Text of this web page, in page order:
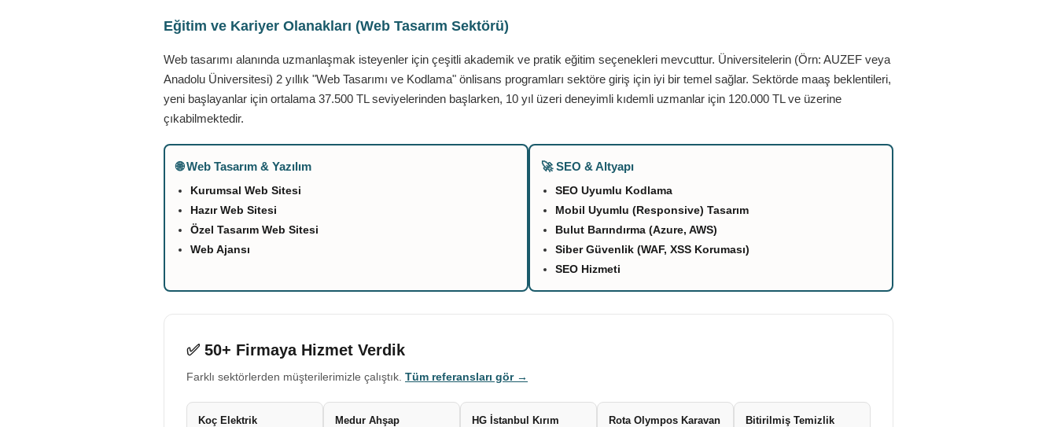
Eğitim ve Kariyer Olanakları (Web Tasarım Sektörü)
Web tasarımı alanında uzmanlaşmak isteyenler için çeşitli akademik ve pratik eğitim seçenekleri mevcuttur. Üniversitelerin (Örn: AUZEF veya
Anadolu Üniversitesi) 2 yıllık "Web Tasarımı ve Kodlama" önlisans programları sektöre giriş için iyi bir temel sağlar. Sektörde maaş beklentileri,
yeni başlayanlar için ortalama 37.500 TL seviyelerinden başlarken, 10 yıl üzeri deneyimli kıdemli uzmanlar için 120.000 TL ve üzerine
çıkabilmektedir.
🌐 Web Tasarım & Yazılım
Kurumsal Web Sitesi
Hazır Web Sitesi
Özel Tasarım Web Sitesi
Web Ajansı
🚀 SEO & Altyapı
SEO Uyumlu Kodlama
Mobil Uyumlu (Responsive) Tasarım
Bulut Barındırma (Azure, AWS)
Siber Güvenlik (WAF, XSS Koruması)
SEO Hizmeti
✅ 50+ Firmaya Hizmet Verdik
Farklı sektörlerden müşterilerimizle çalıştık. Tüm referansları gör →
Koç Elektrik Medur Ahşap
HG İstanbul Kırım
Rota Olympos Karavan
Bitirilmiş Temizlik